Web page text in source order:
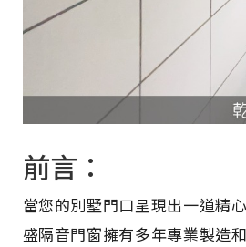
前言：
當您的別墅門口呈現出一道精
盛隔音門窗擁有多年專業製造